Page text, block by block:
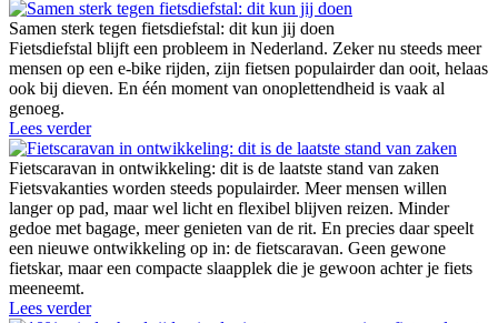
Samen sterk tegen fietsdiefstal: dit kun jij doen
Fietsdiefstal blijft een probleem in Nederland. Zeker nu steeds meer
mensen op een e-bike rijden, zijn fietsen populairder dan ooit, helaas
ook bij dieven. En één moment van onoplettendheid is vaak al
genoeg.
Lees verder
Fietscaravan in ontwikkeling: dit is de laatste stand van zaken
Fietsvakanties worden steeds populairder. Meer mensen willen
langer op pad, maar wel licht en flexibel blijven reizen. Minder
gedoe met bagage, meer genieten van de rit. En precies daar speelt
een nieuwe ontwikkeling op in: de fietscaravan. Geen gewone
fietskar, maar een compacte slaapplek die je gewoon achter je fiets
meeneemt.
Lees verder